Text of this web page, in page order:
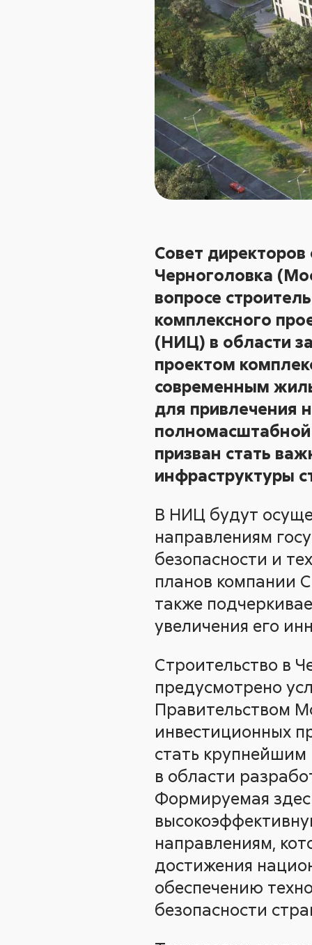
Совет
Черноголовка
вопросе
комплексного
(НИЦ) в области
проектом
современным
для привлечения
полномасштабной
призван стать
инфраструктуры
В НИЦ будут
направлениям
безопасности и
планов компании
также
увеличения его
Строительство в
предусмотрено
Правительством
инвестиционных
стать
в области
Формируемая
направлениям,
достижения
обеспечению
безопасности